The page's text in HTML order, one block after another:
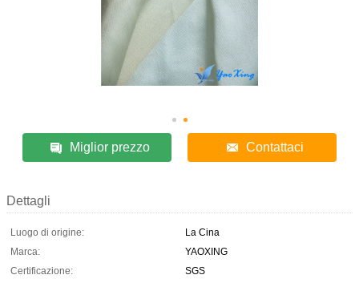
Miglior prezzo Contattaci
Dettagli
Luogo di origine:
La Cina
Marca:
YAOXING
Certificazione:
SGS